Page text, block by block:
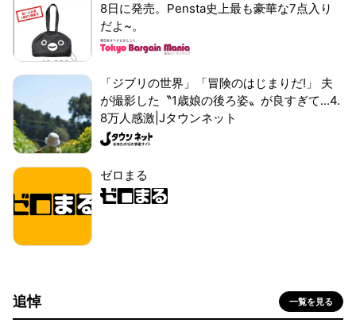
8日に発売。Pensta史上最も豪華な7点入り
だよ~。
「ジブリの世界」「冒険のはじまりだ!」 夫
が撮影した〝1歳娘の後ろ姿〟が良すぎて...4.
8万人感激|Jタウンネット
ゼロまる
追悼 一覧を見る